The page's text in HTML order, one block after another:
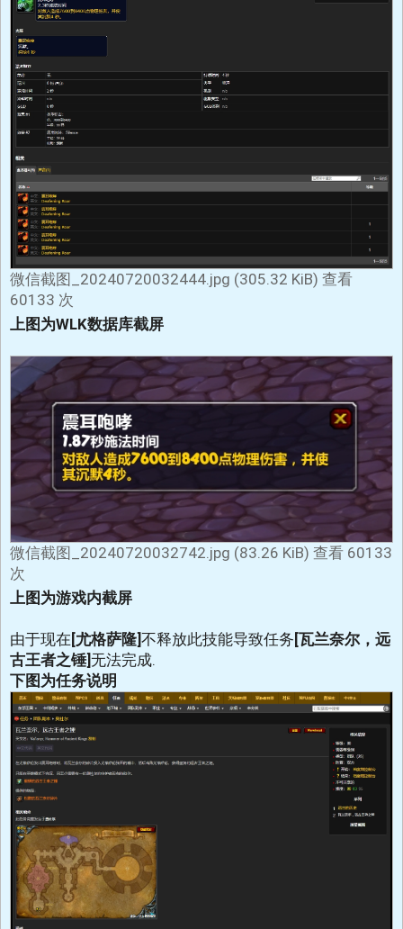
微信截图_20240720032444.jpg (305.32 KiB) 查看
60133 次
上图为WLK数据库截屏
微信截图_20240720032742.jpg (83.26 KiB) 查看 60133
次
上图为游戏内截屏
由于现在 [尤格萨隆]不释放此技能导致任务 [瓦兰奈尔，远
古王者之锤]无法完成.
下图为任务说明